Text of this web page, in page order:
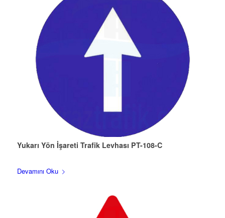
Yukarı Yön İşareti Trafik Levhası PT-108-C
Devamını Oku